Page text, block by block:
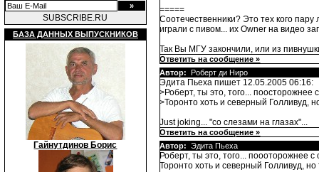
SUBSCRIBE.RU
БАЗА ДАННЫХ ВЫПУСКНИКОВ
Гайнутдинов Борис
=====
Соотечественники? Это тех кого
играли с пивом... их Owner на видео
Так Вы МГУ закончили, или из
Ответить на сообщение »
Автор:
Роберт ди Ниро
Эдита Пьеха пишет 12.05.2005 06:16:
>Роберт, ты это, того... пооcторожнее
>Торонто хоть и северный Голливуд,
Just joking... "со слезами на глазах"...
Ответить на сообщение »
Автор: Эдита Пьеха
Роберт, ты это, того... поооторожнее
Торонто хоть и северный Голливуд, но